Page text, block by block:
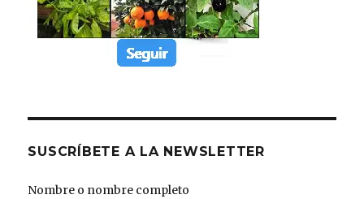
SUSCRÍBETE A LA NEWSLETTER
Nombre o nombre completo